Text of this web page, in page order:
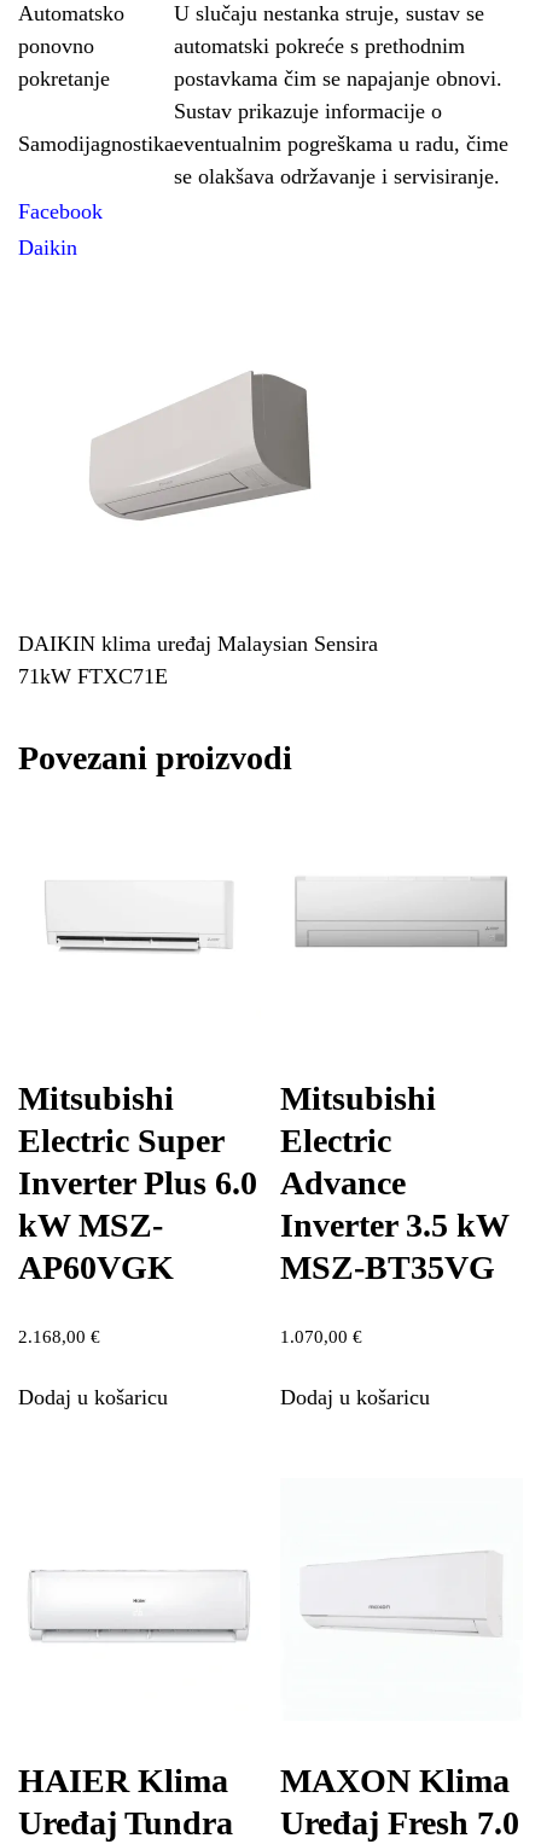
Automatsko
ponovno
pokretanje
U slučaju nestanka struje, sustav se
automatski pokreće s prethodnim
postavkama čim se napajanje obnovi.
Samodijagnostika
Sustav prikazuje informacije o
eventualnim pogreškama u radu, čime
se olakšava održavanje i servisiranje.
Facebook
Daikin
DAIKIN klima uređaj Malaysian Sensira
71kW FTXC71E
Povezani proizvodi
Mitsubishi
Electric Super
Inverter Plus 6.0
kW MSZ-
AP60VGK
2.168,00 €
Dodaj u košaricu
Mitsubishi
Electric
Advance
Inverter 3.5 kW
MSZ-BT35VG
1.070,00€
Dodaj u košaricu
HAIER Klima
Uređaj Tundra
MAXON Klima
Uređaj Fresh 7.0